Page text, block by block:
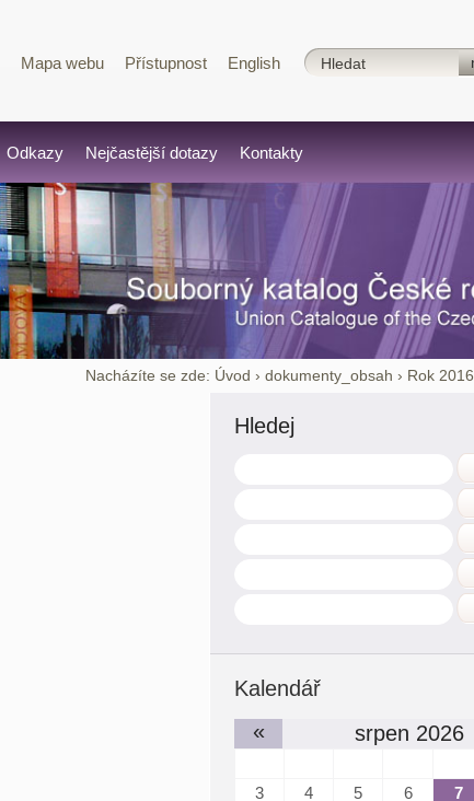
Mapa webu Přístupnost English
Odkazy Nejčastější dotazy Kontakty
Nacházíte se zde: Úvod ›dokumenty_obsah › Rok 2016
Hledej
Kalendář
«
srpen 2026
3
4 5 6 7